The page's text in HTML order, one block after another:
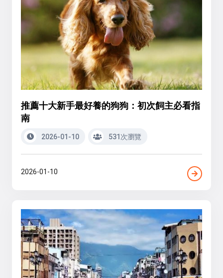
推薦十大新手最好養的狗狗：初次飼主必看指
南
2026-01-10 531次瀏覽
2026-01-10